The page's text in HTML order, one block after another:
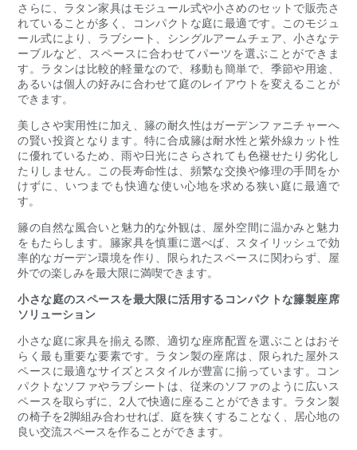
さらに、ラタン家具はモジュール式や小さめのセットで販売さ
れていることが多く、コンパクトな庭に最適です。このモジュ
ール式により、ラブシート、シングルアームチェア、小さなテ
ーブルなど、スペースに合わせてパーツを選ぶことができま
す。ラタンは比較的軽量なので、移動も簡単で、季節や用途、
あるいは個人の好みに合わせて庭のレイアウトを変えることが
できます。
美しさや実用性に加え、籐の耐久性はガーデンファニチャーへ
の賢い投資となります。特に合成籐は耐水性と紫外線カット性
に優れているため、雨や日光にさらされても色褪せたり劣化し
たりしません。この長寿命性は、頻繁な交換や修理の手間をか
けずに、いつまでも快適な使い心地を求める狭い庭に最適で
す。
籐の自然な風合いと魅力的な外観は、屋外空間に温かみと魅力
をもたらします。籐家具を慎重に選べば、スタイリッシュで効
率的なガーデン環境を作り、限られたスペースに関わらず、屋
外での楽しみを最大限に満喫できます。
小さな庭のスペースを最大限に活用するコンパクトな籐製座席
ソリューション
小さな庭に家具を揃える際、適切な座席配置を選ぶことはおそ
らく最も重要な要素です。ラタン製の座席は、限られた屋外ス
ペースに最適なサイズとスタイルが豊富に揃っています。コン
パクトなソファやラブシートは、従来のソファのように広いス
ペースを取らずに、2人で快適に座ることができます。ラタン製
の椅子を2脚組み合わせれば、庭を狭くすることなく、居心地の
良い交流スペースを作ることができます。